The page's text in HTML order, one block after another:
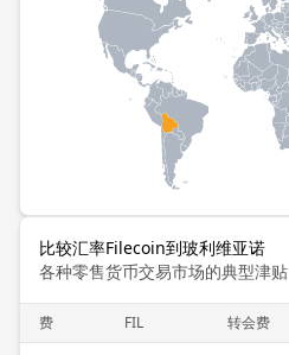
比较汇率Filecoin到玻利维亚诺
各种零售货币交易市场的典型津贴
费 FIL 转会费